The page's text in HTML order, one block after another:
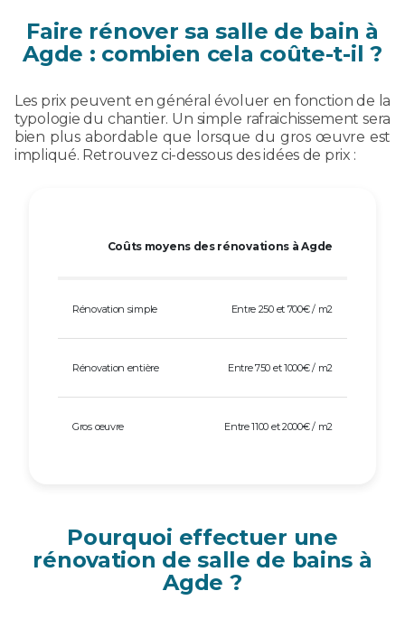
Faire rénover sa salle de bain à
Agde : combien cela coûte-t-il ?
Les prix peuvent en général évoluer en fonction de la
typologie du chantier. Un simple rafraichissement sera
bien plus abordable que lorsque du gros œuvre est
impliqué. Retrouvez ci-dessous des idées de prix :
Coûts moyens des rénovations à Agde
Rénovation simple Entre 250 et 700€ / m2
Rénovation entière Entre 750 et 1000€ / m2
Gros œuvre Entre 1100 et 2000€ / m2
Pourquoi effectuer une
rénovation de salle de bains à
Agde ?